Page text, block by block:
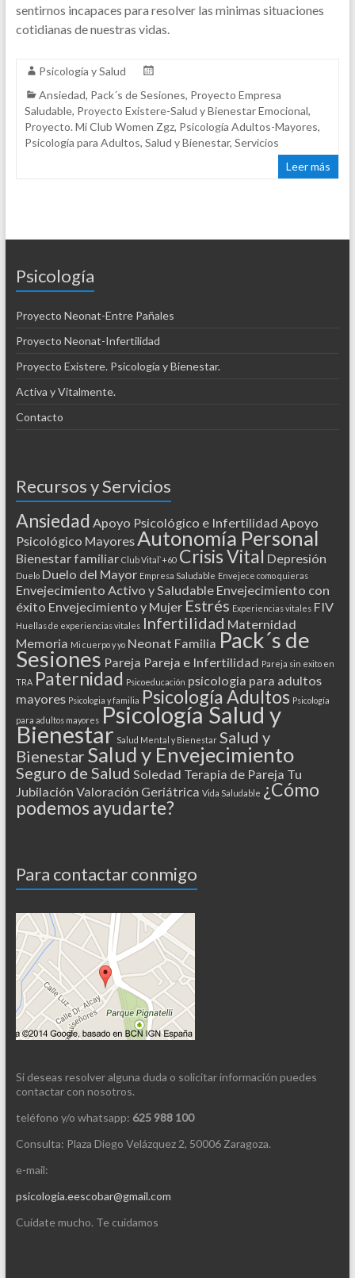
sentirnos incapaces para resolver las minimas situaciones
cotidianas de nuestras vidas.
Psicología y Salud
Ansiedad, Pack´s de Sesiones, Proyecto Empresa
Saludable, Proyecto Existere-Salud y Bienestar Emocional,
Proyecto. Mi Club Women Zgz, Psicología Adultos-Mayores,
Psicología para Adultos, Salud y Bienestar, Servicios
Leer más
Psicología
Proyecto Neonat-Entre Pañales
Proyecto Neonat-Infertilidad
Proyecto Existere. Psicología y Bienestar.
Activa y Vitalmente.
Contacto
Recursos y Servicios
Ansiedad Apoyo Psicológico e Infertilidad Apoyo
Psicológico MayoresAutonomía Personal
Bienestar familiar Club Vital`+60 Crisis Vital Depresión
Duelo Duelo del Mayor Empresa Saludable Envejece como quieras
Envejecimiento Activo y Saludable Envejecimiento con
éxito Envejecimiento y Mujer Estrés Experiencias vitales FIV
Huellas de experiencias vitales Infertilidad Maternidad
Memoria Mi cuerpo y yo Neonat Familia Pack´s de
Sesiones Pareja Pareja e Infertilidad Pareja sin exito en
TRA Paternidad Psicoeducación psicologia para adultos
mayores Psicologia y familia Psicología Adultos Psicología
para adultos mayores Psicología Salud y
Bienestar Salud Mental y Bienestar Salud y
Bienestar Salud y Envejecimiento
Seguro de Salud Soledad Terapia de Pareja Tu
Jubilación Valoración Geriátrica Vida Saludable ¿Cómo
podemos ayudarte?
Para contactar conmigo
Si deseas resolver alguna duda o solicitar información puedes
contactar con nosotros.
teléfono y/o whatsapp: 625 988 100
Consulta: Plaza Diego Velázquez 2, 50006 Zaragoza.
e-mail:
psicologia.eescobar@gmail.com
Cuídate mucho. Te cuidamos